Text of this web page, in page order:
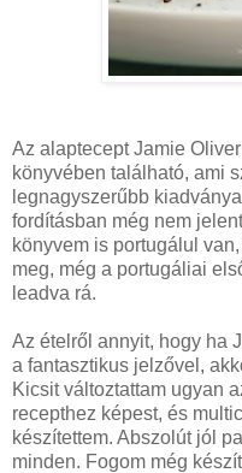
Az alaptecept Jamie
könyvében található, ami
legnagyszerűbb
fordításban még nem
könyvem is portugálul
meg, még a portugáliai
leadva rá.
Az ételről annyit, hogy ha
a fantasztikus jelzővel,
Kicsit változtattam ugyan
recepthez képest, és
készítettem. Abszolút jól
minden. Fogom még